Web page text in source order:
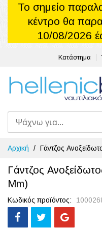
Το σημείο
κέντρο θα
10/08/2026
Κατάστημα
Μετάβαση
στο
περιεχόμενο
Αρχική Γάντζος
Γάντζος
Mm)
Κωδικός προϊόντος